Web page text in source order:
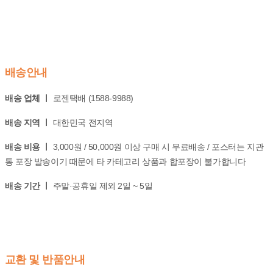
배송안내
배송 업체 ㅣ 로젠택배 (1588-9988)
배송 지역 ㅣ 대한민국 전지역
배송 비용 ㅣ 3,000원 / 50,000원 이상 구매 시 무료배송 / 포스터는 지관
통 포장 발송이기 때문에 타 카테고리 상품과 합포장이 불가합니다
배송 기간 ㅣ 주말·공휴일 제외 2일 ~ 5일
교환 및 반품안내